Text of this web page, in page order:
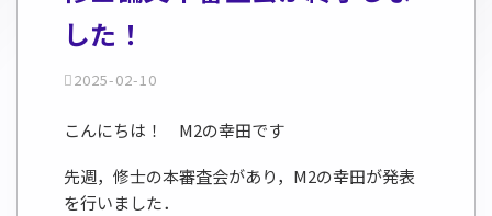
した！
2025-02-10
こんにちは！ M2の幸田です
先週，修士の本審査会があり，M2の幸田が発表
を行いました．